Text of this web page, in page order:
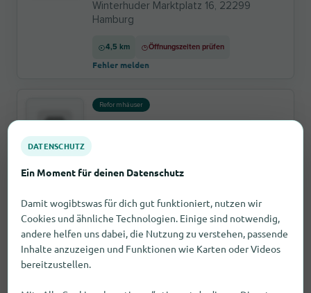
Winterhuder Marktplatz 16, 22299
Hamburg
4,5 km Öffnungszeiten prüfen
Fehler melden
Reformhäuser
Reformhaus Kniesch
5,1 km Öffnungszeiten prüfen
Reformhäuser
Reformhaus Engelhardt
GmbH & Co KG
DATENSCHUTZ
Ein Moment für deinen Datenschutz
Damit wogibtswas für dich gut funktioniert, nutzen wir
Cookies und ähnliche Technologien. Einige sind notwendig,
andere helfen uns dabei, die Nutzung zu verstehen, passende
Inhalte anzuzeigen und Funktionen wie Karten oder Videos
bereitzustellen.